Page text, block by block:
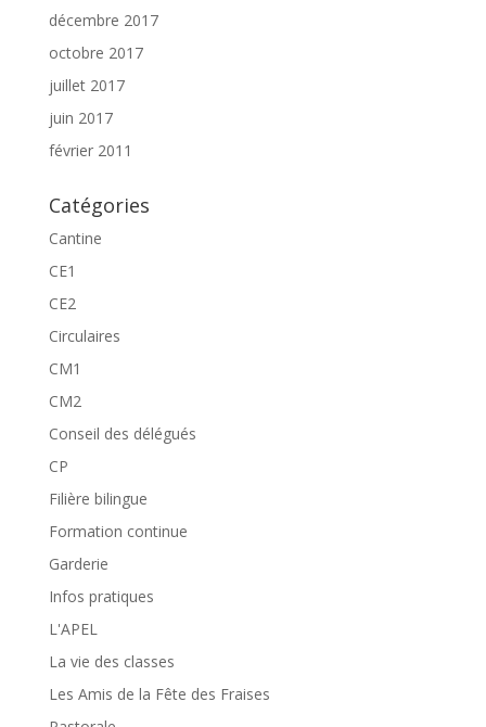
décembre 2017
octobre 2017
juillet 2017
juin 2017
février 2011
Catégories
Cantine
CE1
CE2
Circulaires
CM1
CM2
Conseil des délégués
CP
Filière bilingue
Formation continue
Garderie
Infos pratiques
L'APEL
La vie des classes
Les Amis de la Fête des Fraises